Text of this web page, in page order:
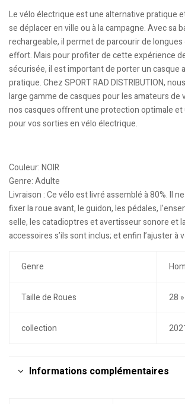
Le vélo électrique est une alternative pratique
se déplacer en ville ou à la campagne. Avec sa
rechargeable, il permet de parcourir de longues
effort. Mais pour profiter de cette expérience
sécurisée, il est important de porter un casque
pratique. Chez SPORT RAD DISTRIBUTION,
large gamme de casques pour les amateurs de
nos casques offrent une protection optimale
pour vos sorties en vélo électrique.
Couleur: NOIR
Genre: Adulte
Livraison : Ce vélo est livré assemblé à 80%. Il
fixer la roue avant, le guidon, les pédales,
selle, les catadioptres et avertisseur sonore et
accessoires s’ils sont inclus; et enfin l’ajuster à
Genre
Taille de Roues 28 »
collection
Informations complémentaires